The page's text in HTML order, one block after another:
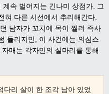
속 벌어지는 긴나미 상점가. 그
혀 다른 시선에서 추리해간다.
남자가 꼬치에 목이 찔려 즉사
들리지만, 이 사건에는 의심스
매는 각자만의 실마리를 통해
다리 살이 한 조각 남아 있었